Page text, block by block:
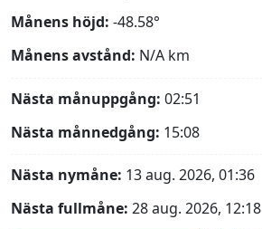
Månens höjd: -48.58°
Månens avstånd: N/A km
Nästa månuppgång: 02:51
Nästa månnedgång: 15:08
Nästa nymåne: 13 aug. 2026, 01:36
Nästa fullmåne: 28 aug. 2026, 12:18